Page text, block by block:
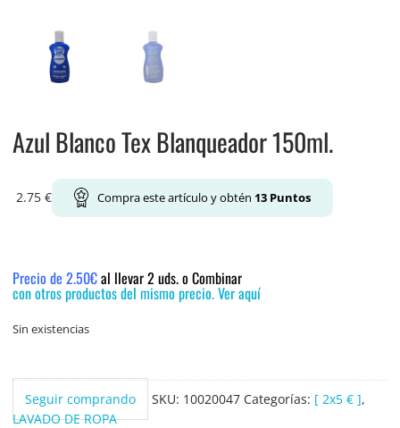
Azul Blanco Tex Blanqueador 150ml.
2.75 € Compra este artículo y obtén 13Puntos
Precio de 2.50€al llevar 2 uds. o Combinar
con otros productos del mismo precio. Ver aquí
Sin existencias
Seguir comprando SKU: 10020047 Categorías: [ 2x5 € ],
LAVADO DE ROPA